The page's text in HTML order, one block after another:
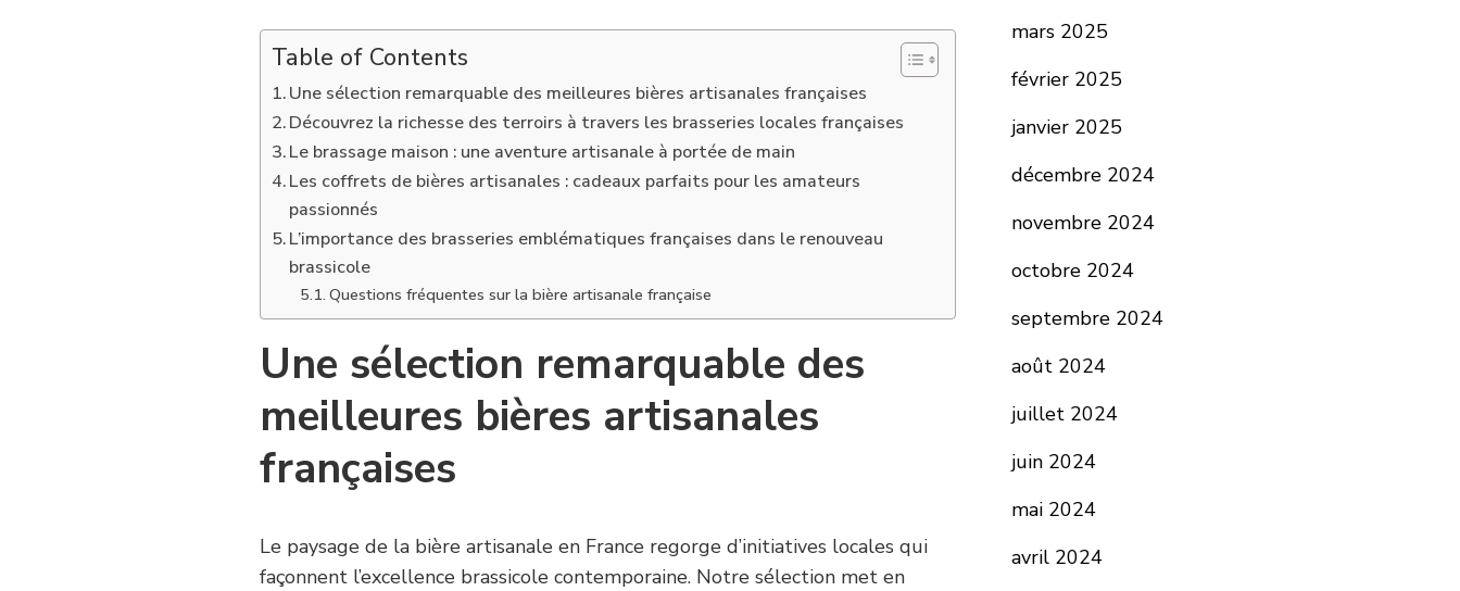
Table of Contents
Une sélection remarquable des meilleures bières artisanales françaises
Découvrez la richesse des terroirs à travers les brasseries locales françaises
Le brassage maison : une aventure artisanale à portée de main
Les coffrets de bières artisanales : cadeaux parfaits pour les amateurs
passionnés
L’importance des brasseries emblématiques françaises dans le renouveau
brassicole
Questions fréquentes sur la bière artisanale française
Une sélection remarquable des
meilleures bières artisanales
françaises
Le paysage de la bière artisanale en France regorge d’initiatives locales qui
façonnent l’excellence brassicole contemporaine. Notre sélection met en
mars 2025
février 2025
janvier 2025
décembre 2024
novembre 2024
octobre 2024
septembre 2024
août 2024
juillet 2024
juin 2024
mai 2024
avril 2024